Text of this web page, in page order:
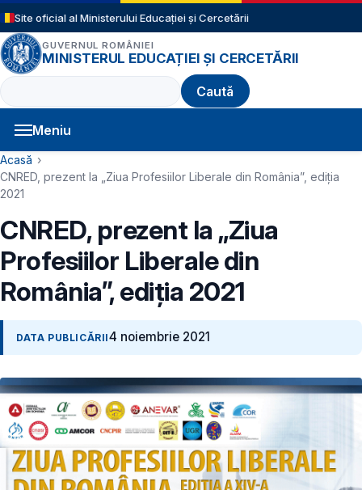
Sari la conținutul principal
Site oficial al Ministerului Educației și Cercetării
GUVERNUL ROMÂNIEI
MINISTERUL EDUCAȚIEI ȘI CERCETĂRII
Caută
Meniu
Navigație principală
Cale de navigare
Acasă
CNRED, prezent la „Ziua Profesiilor Liberale din România”, ediția
2021
CNRED, prezent la „Ziua
Profesiilor Liberale din
România”, ediția 2021
DATA PUBLICĂRII4 noiembrie 2021